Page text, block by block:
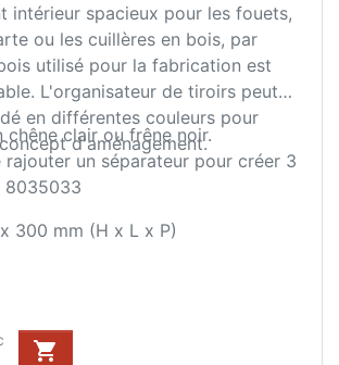
intérieur spacieux pour les fouets,
ou les cuillères en bois, par
utilisé pour la fabrication est
L'organisateur de tiroirs peut
en différentes couleurs pour
d'aménagement.
chêne clair ou frêne noir.
rajouter un séparateur pour créer 3
8035033
300 mm (H x L x P)
